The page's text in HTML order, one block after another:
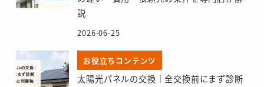
説
2026-06-25
お役立ちコンテンツ
太陽光パネルの交換｜全交換前にまず診断